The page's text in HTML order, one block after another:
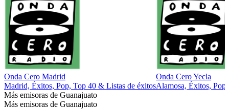
Onda Cero Madrid
Madrid, Éxitos, Pop, Top 40 & Listas de éxitos
Onda Cero Yecla
Alamosa, Éxitos, Pop
Más emisoras de Guanajuato
Más emisoras de Guanajuato